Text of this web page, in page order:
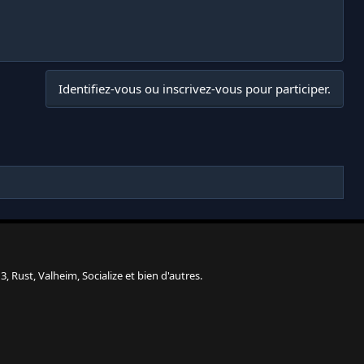
Identifiez-vous ou inscrivez-vous pour participer.
Rust, Valheim, Socialize et bien d'autres.